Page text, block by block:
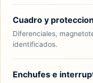
Cuadro y
Diferenciales,
identificados.
Enchufes e